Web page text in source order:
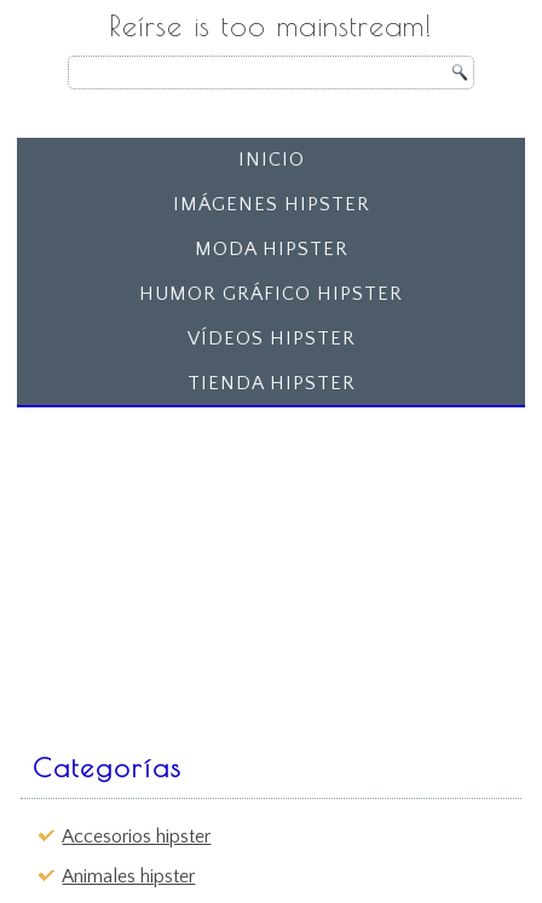
Reírse is too mainstream!
INICIO
IMÁGENES HIPSTER
MODA HIPSTER
HUMOR GRÁFICO HIPSTER
VÍDEOS HIPSTER
TIENDA HIPSTER
Categorías
Accesorios hipster
Animales hipster